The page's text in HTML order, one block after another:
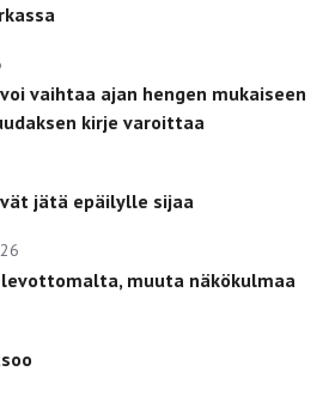
vaihtaa ajan hengen mukaiseen
kirje varoittaa
jätä epäilylle sijaa
muuta näkökulmaa